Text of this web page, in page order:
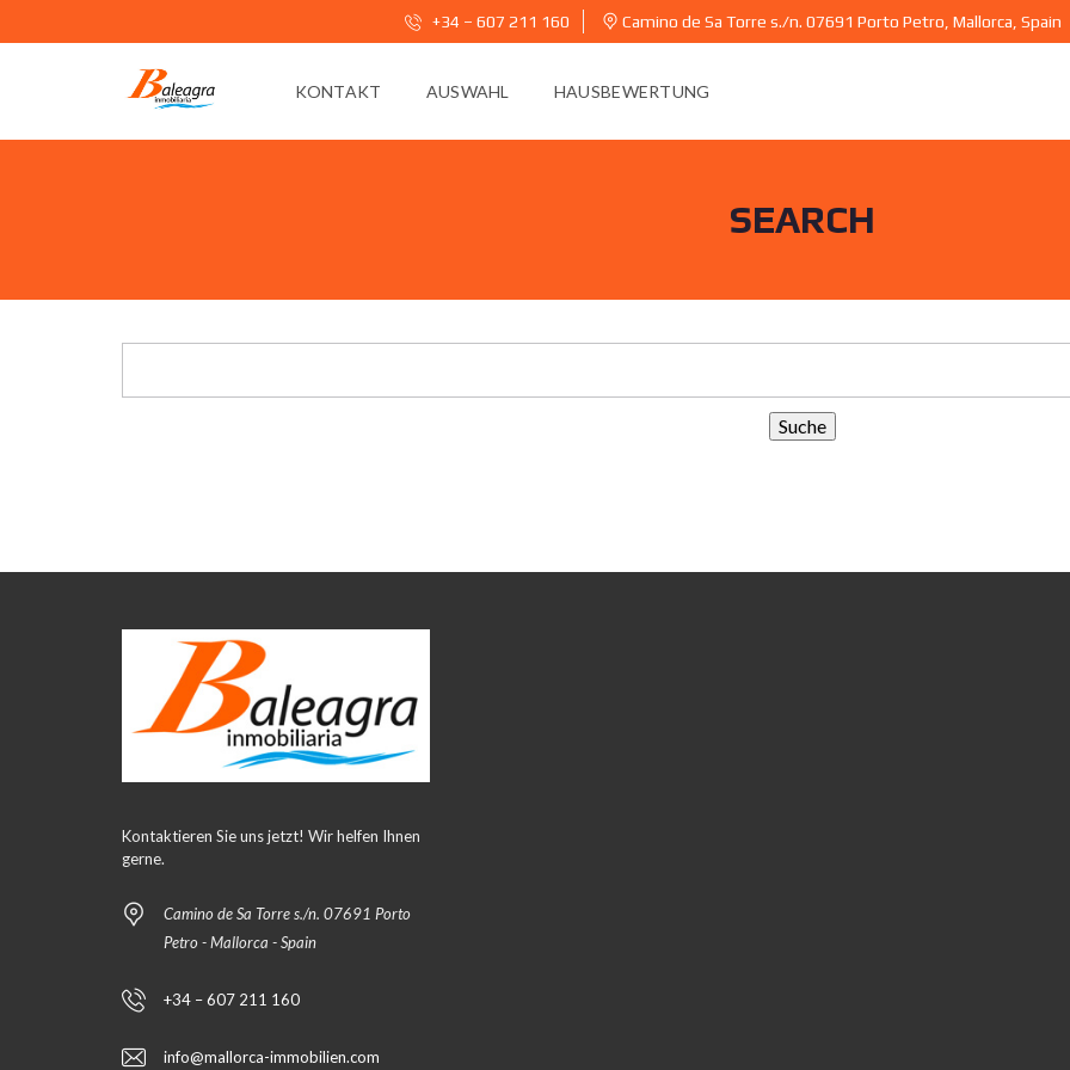
+34 – 607 211 160 Camino de Sa Torre s./n. 07691 Porto Petro, Mallorca, Spain
KONTAKT AUSWAHL HAUSBEWERTUNG
SEARCH
Kontaktieren Sie uns jetzt! Wir helfen Ihnen
gerne.
Camino de Sa Torre s./n. 07691 Porto
Petro - Mallorca - Spain
+34 – 607 211 160
info@mallorca-immobilien.com